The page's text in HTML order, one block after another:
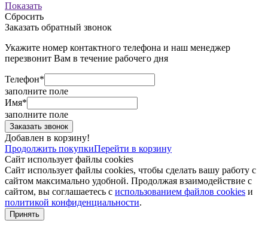
Показать
Сбросить
Заказать обратный звонок
Укажите номер контактного телефона и наш менеджер
перезвонит Вам в течение рабочего дня
Телефон*
заполните поле
Имя*
заполните поле
Добавлен в корзину!
Продолжить покупкиПерейти в корзину
Сайт использует файлы cookies
Сайт использует файлы cookies, чтобы сделать вашу работу с
сайтом максимально удобной. Продолжая взаимодействие с
сайтом, вы соглашаетесь с использованием файлов cookies и
политикой конфиденциальности.
Принять